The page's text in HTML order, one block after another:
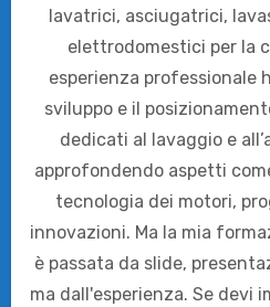
lavatrici, asciugatrici,
elettrodomestici per la
esperienza professionale
sviluppo e il
dedicati al lavaggio e
approfondendo aspetti
tecnologia dei motori,
innovazioni. Ma la mia
è passata da slide,
ma dall'esperienza. Se devi